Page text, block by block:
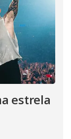
estrela